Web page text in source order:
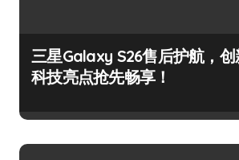
三星Galaxy S26售后护航，创
科技亮点抢先畅享！